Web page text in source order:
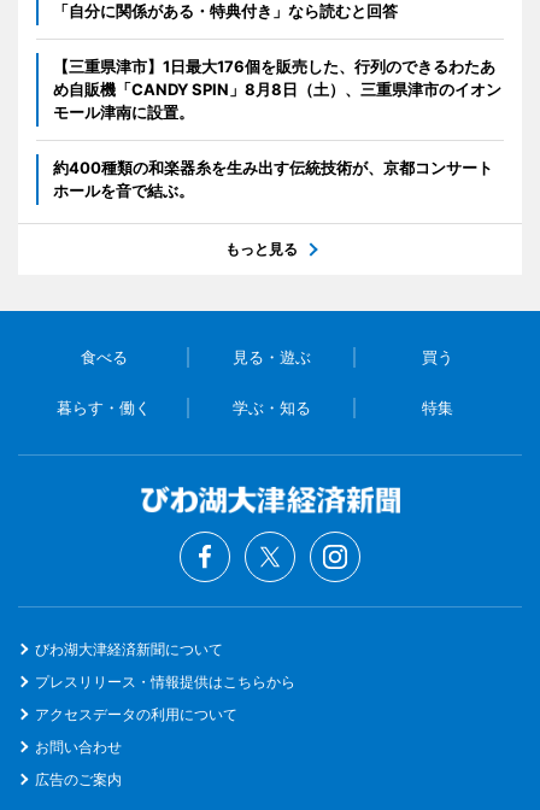
「自分に関係がある・特典付き」なら読むと回答
【三重県津市】1日最大176個を販売した、行列のできるわたあ
め自販機「CANDY SPIN」8月8日（土）、三重県津市のイオン
モール津南に設置。
約400種類の和楽器糸を生み出す伝統技術が、京都コンサート
ホールを音で結ぶ。
もっと見る
食べる 見る・遊ぶ 買う
暮らす・働く 学ぶ・知る 特集
びわ湖大津経済新聞について
プレスリリース・情報提供はこちらから
アクセスデータの利用について
お問い合わせ
広告のご案内